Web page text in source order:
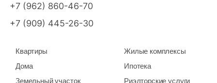
+7 (962) 860-46-70
+7 (909) 445-26-30
Квартиры
Дома
Земельный участок
Жилые комплексы
Ипотека
Риэлторские услуги